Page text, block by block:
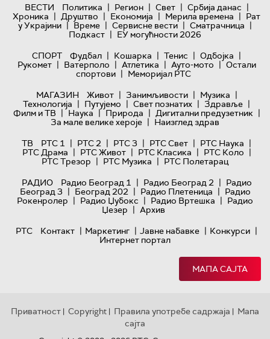
ВЕСТИ Политика | Регион | Свет | Србија данас |
Хроника | Друштво | Економија | Мерила времена | Рат
у Украјини | Време | Сервисне вести | Сматрачница |
Подкаст | ЕУ могућности 2026
СПОРТ
Фудбал | Кошарка | Тенис | Одбојка |
Рукомет | Ватерполо | Атлетика | Ауто-мото | Остали
спортови | Меморијал РТС
МАГАЗИН
Живот | Занимљивости | Музика |
Технологијa | Путујемо | Свет познатих | Здравље |
Филм и ТВ | Наука | Природа | Дигитални предузетник |
За мале велике хероје | Наизглед здрав
ТВ
РТС 1 | РТС 2 | РТС 3 | РТС Свет | РТС Наука |
РТС Драма | РТС Живот | РТС Класика | РТС Коло |
РТС Трезор | РТС Музика | РТС Полетарац
РАДИО
Радио Београд 1 | Радио Београд 2 | Радио
Београд 3 | Београд 202 | Радио Плетеница | Радио
Рокенролер | Радио Џубокс | Радио Вртешка | Радио
Џезер | Архив
РТС
Контакт | Маркетинг | Јавне набавке | Конкурси |
Интернет портал
МАПА САЈТА
Приватност | Copyright | Правила употребе садржаја | Мапа
сајта